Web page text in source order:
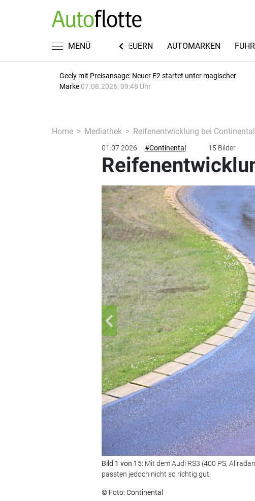
MENÜ
FUHRPARKWISSEN RECHT & STEUERN AUTOMARKEN
Geely mit Preisansage: Neuer E2 startet unter magischer
Marke 07.08.2026, 09:48 Uhr
Home Mediathek Reifenentwicklung bei Continental
01.07.2026 #Continental 15 Bilder
Bild 1 von 15: Mit dem Audi RS3 (400 PS,
passten jedoch nicht so richtig gut.
© Foto: Continental